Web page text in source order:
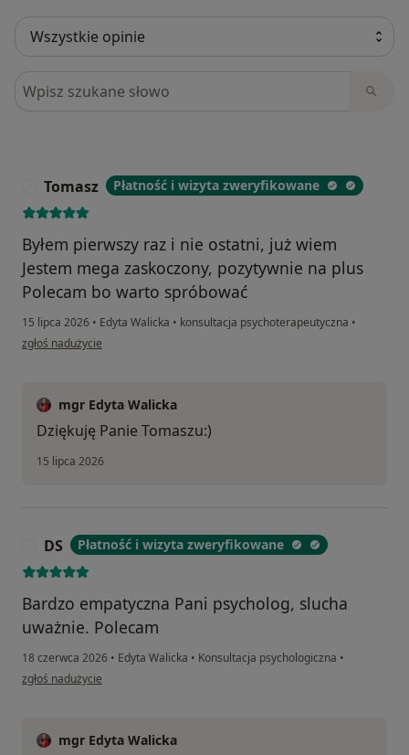
Szukaj w opiniach
Tomasz Płatność i wizyta zweryfikowane
Byłem pierwszy raz i nie ostatni, już wiem
Jestem mega zaskoczony, pozytywnie na plus
Polecam bo warto spróbować
15 lipca 2026 • Edyta Walicka • konsultacja psychoterapeutyczna •
w opinii użytkownika Tomasz
zgłoś nadużycie
mgr Edyta Walicka
Dziękuję Panie Tomaszu:)
15 lipca 2026
DS Płatność i wizyta zweryfikowane
Bardzo empatyczna Pani psycholog, slucha
uważnie. Polecam
18 czerwca 2026 • Edyta Walicka • Konsultacja psychologiczna •
w opinii użytkownika DS
zgłoś nadużycie
mgr Edyta Walicka